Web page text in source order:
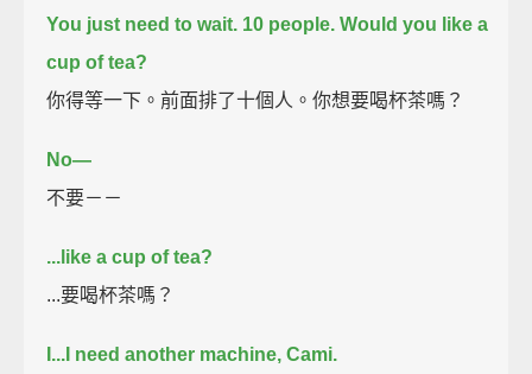
You just need to wait. 10 people. Would you like a
cup of tea?
你得等一下。前面排了十個人。你想要喝杯茶嗎？
No—
不要－－
...like a cup of tea?
...要喝杯茶嗎？
I...I need another machine, Cami.